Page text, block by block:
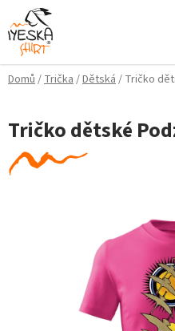
Přejít
na
obsah
Domů/Trička/Dětská/ Tričko
Tričko dětské